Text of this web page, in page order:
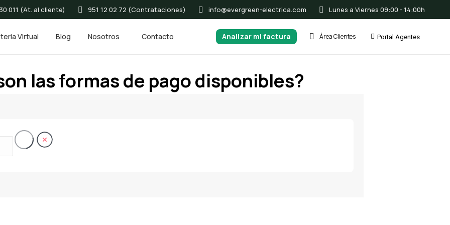
011 (At. al cliente) 951 12 02 72 (Contrataciones) info@evergreen-electrica.com Lunes a Viernes 09:00 - 14:00h
Virtual Blog Nosotros Contacto Analizar mi factura Área Clientes Portal Agentes
las formas de pago disponibles?